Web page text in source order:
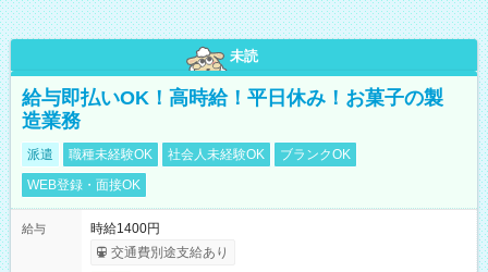
未読
給与即払いOK！高時給！平日休み！お菓子の製
造業務
派遣 職種未経験OK 社会人未経験OK
ブランクOK
WEB登録・面接OK
給与
時給1400円
交通費別途支給あり